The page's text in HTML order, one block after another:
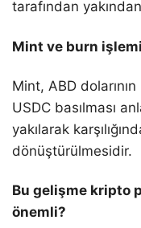
tarafından
Mint ve burn
Mint, ABD
USDC basılması
yakılarak
dönüştürülmesidir.
Bu gelişme kripto
önemli?